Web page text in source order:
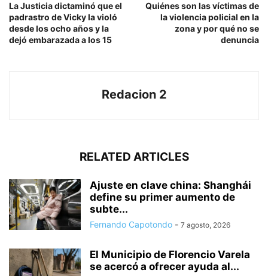
La Justicia dictaminó que el
padrastro de Vicky la violó
desde los ocho años y la
dejó embarazada a los 15
Quiénes son las víctimas de
la violencia policial en la
zona y por qué no se
denuncia
Redacion 2
RELATED ARTICLES
Ajuste en clave china: Shanghái
define su primer aumento de
subte...
Fernando Capotondo - 7 agosto, 2026
El Municipio de Florencio Varela
se acercó a ofrecer ayuda al...